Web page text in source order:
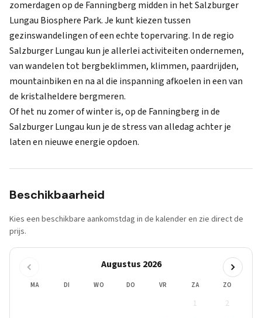
zomerdagen op de Fanningberg midden in het Salzburger
Lungau Biosphere Park. Je kunt kiezen tussen
gezinswandelingen of een echte topervaring. In de regio
Salzburger Lungau kun je allerlei activiteiten ondernemen,
van wandelen tot bergbeklimmen, klimmen, paardrijden,
mountainbiken en na al die inspanning afkoelen in een van
de kristalheldere bergmeren.
Of het nu zomer of winter is, op de Fanningberg in de
Salzburger Lungau kun je de stress van alledag achter je
laten en nieuwe energie opdoen.
Beschikbaarheid
Kies een beschikbare aankomstdag in de kalender en zie direct de
prijs.
Augustus 2026
MA DI WO DO VR ZA ZO
1
2